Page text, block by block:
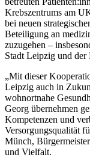
Krebszentrums am
bei neuen
Beteiligung an
zuzugehen –
Stadt Leipzig und der
„Mit dieser
Leipzig auch in
wohnortnahe
Georg übernehmen
Kompetenzen und
Versorgungsqualität
Münch,
und Vielfalt.